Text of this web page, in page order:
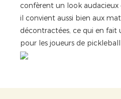
confèrent un look
il convient aussi bien aux
décontractées, ce qui en fait
pour les joueurs de